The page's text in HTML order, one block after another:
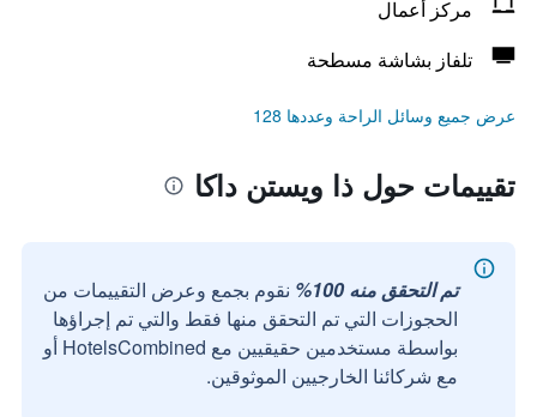
مركز أعمال
تلفاز بشاشة مسطحة
عرض جميع وسائل الراحة وعددها 128
تقييمات حول ذا ويستن داكا
تم التحقق منه 100%
نقوم بجمع وعرض التقييمات من
الحجوزات التي تم التحقق منها فقط والتي تم إجراؤها
بواسطة مستخدمين حقيقيين مع HotelsCombined أو
مع شركائنا الخارجيين الموثوقين.